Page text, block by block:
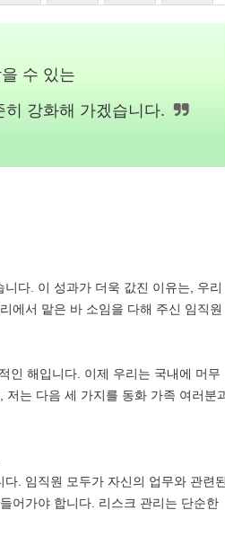
수 있는
강화해 가겠습니다.
다. 이 성과가 더욱 값진 이유는, 우리
에서 맡은 바 소임을 다해 주신 임직원
인 해입니다. 이제 우리는 국내에 머무
저는 다음 세 가지를 동화 가족 여러분
. 임직원 모두가 자신의 업무와 관련된
어가야 합니다. 리스크 관리는 단순한